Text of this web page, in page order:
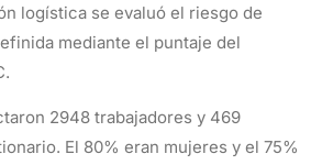
logística se evaluó el riesgo de
mediante el puntaje del
2948 trabajadores y 469
El 80% eran mujeres y el 75%